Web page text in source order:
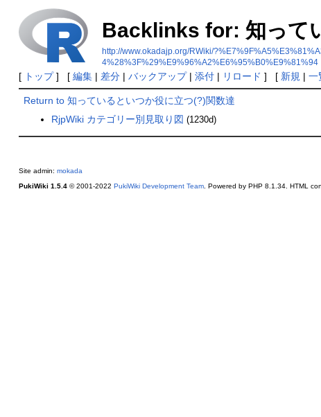
Backlinks for: 知って
http://www.okadajp.org/RWiki/
4%28%3F%29%E9%96%A2%E6%95%B0%E9%81%94
[ トップ] [ 編集| 差分| バックアップ| 添付| リロード ] [ 新規 | 一
Return to 知っているといつか役に立つ(?)関数達
RjpWiki カテゴリー別見取り図 (1230d)
Site admin: mokada
PukiWiki 1.5.4© 2001-2022 PukiWiki Development Team. Powered by PHP 8.1.34. HTML